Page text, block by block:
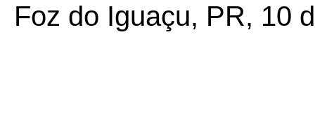
Foz do Iguaçu, PR, 10